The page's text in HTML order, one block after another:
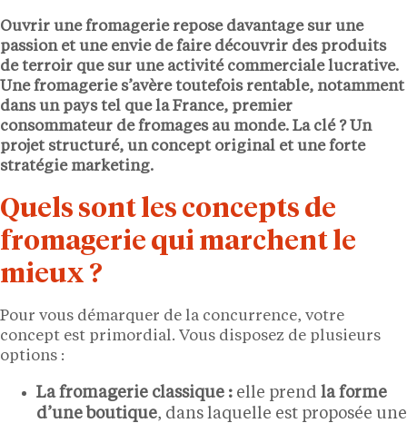
Ouvrir une fromagerie repose davantage sur une
passion et une envie de faire découvrir des produits
de terroir que sur une activité commerciale lucrative.
Une fromagerie s’avère toutefois rentable, notamment
dans un pays tel que la France, premier
consommateur de fromages au monde. La clé ? Un
projet structuré, un concept original et une forte
stratégie marketing.
Quels sont les concepts de
fromagerie qui marchent le
mieux ?
Pour vous démarquer de la concurrence, votre
concept est primordial. Vous disposez de plusieurs
options :
La fromagerie classique : elle prend la forme
d’une boutique, dans laquelle est proposée une